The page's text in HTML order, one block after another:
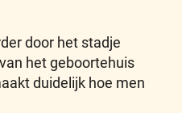
door het stadje
het geboortehuis
duidelijk hoe men